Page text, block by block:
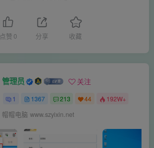
点赞 0 分享 收藏
管理员 关注
1 1367 213 44 192W+
帽帽电脑 www.szyixin.net